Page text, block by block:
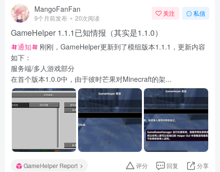
MangoFanFan
9个月前发布 20次阅读
关注 私信
GameHelper 1.1.1已知情报（其实是1.1.0）
通知
刚刚，GameHelper更新到了模组版本1.1.1，更新内容
如下：
服务端/多人游戏部分
在首个版本1.0.0中，由于彼时芒果对Minecraft的架...
GameHelper Report 评分 回复 分享